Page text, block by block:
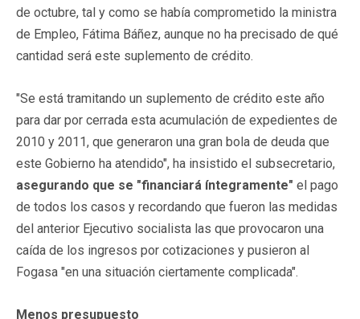
de octubre, tal y como se había comprometido la ministra
de Empleo, Fátima Báñez, aunque no ha precisado de qué
cantidad será este suplemento de crédito.
"Se está tramitando un suplemento de crédito este año
para dar por cerrada esta acumulación de expedientes de
2010 y 2011, que generaron una gran bola de deuda que
este Gobierno ha atendido", ha insistido el subsecretario,
asegurando que se "financiará íntegramente" el pago
de todos los casos y recordando que fueron las medidas
del anterior Ejecutivo socialista las que provocaron una
caída de los ingresos por cotizaciones y pusieron al
Fogasa "en una situación ciertamente complicada".
Menos presupuesto